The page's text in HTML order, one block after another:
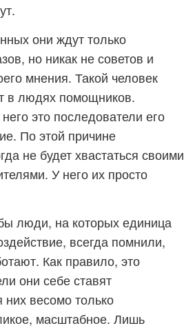
они ждут только
но никак не советов и
мнения. Такой человек
в людях помощников.
это последователи его
По этой причине
не будет хвастаться своими
У него их просто
люди, на которых единица
всегда помнили,
Как правило, это
они себе ставят
весомо только
масштабное. Лишь